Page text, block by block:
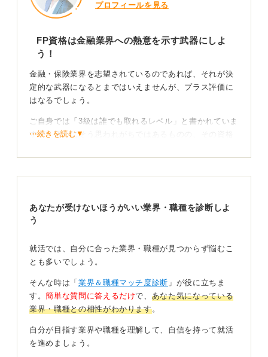
プロフィールを見る
FP資格は金融業界への熱意を示す武器にしよ
う！
金融・保険業界を志望されているのであれば、それが決
定的な武器になるとまではいえませんが、プラス評価に
はなるでしょう。
ご自身では「3級は誰でも取れるレベル」と書かれていま
すが、確かにそう思われがちではあるものの、その資格
意欲を示すことができます。
として必要になります。そのため、「仕事内容の吸収が
早そうだ」と評価してもらえる可能性はあります。
資格より活かし方を具体的に語れるように！
ただし、資格があるだけで大きく差別化することは難し
いです。本当に重要なのは、「なぜその資格を取ったの
か」「その知識を仕事でどのように活かそうと思ってい
るのか」を、ご自身の言葉で具体的に話せるように準備
しておくことです。
⋯続きを読む▼
あなたが受けないほうがいい業界・職種を診断しよ
う
就活では、自分に合った業界・職種が見つからず悩むこ
とも多いでしょう。
そんな時は「 業界＆職種マッチ度診断 」が役に立ちま
す。簡単な質問に答えるだけで、 あなた気になっている
業界・職種との相性がわかります。
自分が目指す業界や職種を理解して、自信を持って就活
を進めましょう。